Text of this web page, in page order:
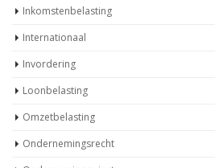
Inkomstenbelasting
Internationaal
Invordering
Loonbelasting
Omzetbelasting
Ondernemingsrecht